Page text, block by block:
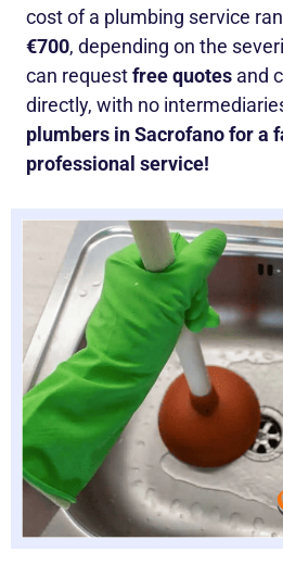
cost of a plumbing service
€700, depending on the
can requestfree quotes and
directly, with no
plumbers in Sacrofano for a
professional service!